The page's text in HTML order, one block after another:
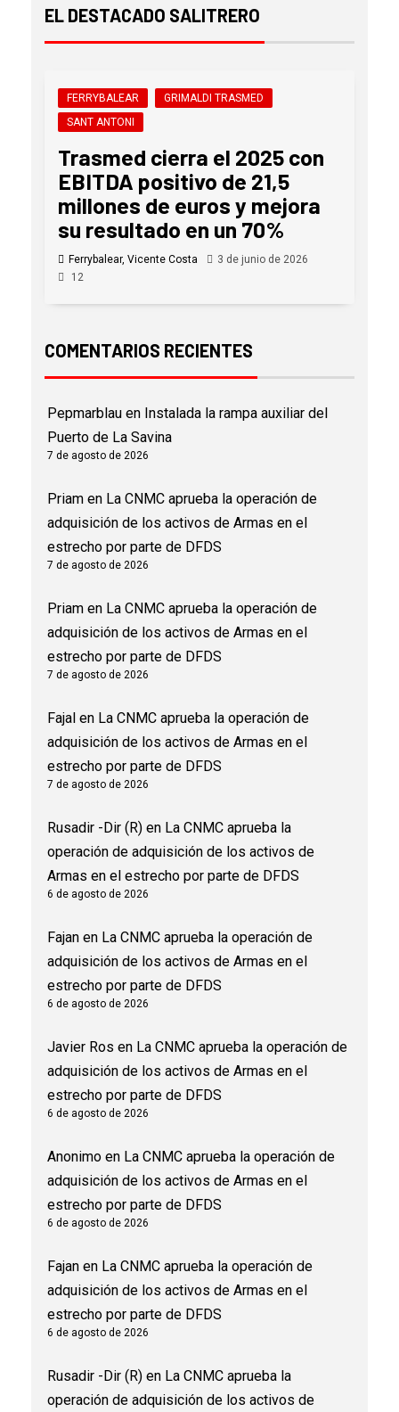
EL DESTACADO SALITRERO
FERRYBALEAR
GRIMALDI TRASMED
SANT ANTONI
Trasmed cierra el 2025 con
EBITDA positivo de 21,5
millones de euros y mejora
su resultado en un 70%
Ferrybalear, Vicente Costa
3 de junio de 2026
12
COMENTARIOS RECIENTES
Pepmarblau en Instalada la rampa auxiliar del
Puerto de La Savina
7 de agosto de 2026
Priam en La CNMC aprueba la operación de
adquisición de los activos de Armas en el
estrecho por parte de DFDS
7 de agosto de 2026
Priam en La CNMC aprueba la operación de
adquisición de los activos de Armas en el
estrecho por parte de DFDS
7 de agosto de 2026
Fajal en La CNMC aprueba la operación de
adquisición de los activos de Armas en el
estrecho por parte de DFDS
7 de agosto de 2026
Rusadir -Dir (R) en La CNMC aprueba la
operación de adquisición de los activos de
Armas en el estrecho por parte de DFDS
6 de agosto de 2026
Fajan en La CNMC aprueba la operación de
adquisición de los activos de Armas en el
estrecho por parte de DFDS
6 de agosto de 2026
Javier Ros en La CNMC aprueba la operación de
adquisición de los activos de Armas en el
estrecho por parte de DFDS
6 de agosto de 2026
Anonimo en La CNMC aprueba la operación de
adquisición de los activos de Armas en el
estrecho por parte de DFDS
6 de agosto de 2026
Fajan en La CNMC aprueba la operación de
adquisición de los activos de Armas en el
estrecho por parte de DFDS
6 de agosto de 2026
Rusadir -Dir (R) en La CNMC aprueba la
operación de adquisición de los activos de